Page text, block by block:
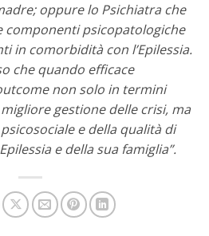
oppure lo Psichiatra che
componenti psicopatologiche
in comorbidità con l’Epilessia.
che quando efficace
non solo in termini
gestione delle crisi, ma
e della qualità di
e della sua famiglia”.